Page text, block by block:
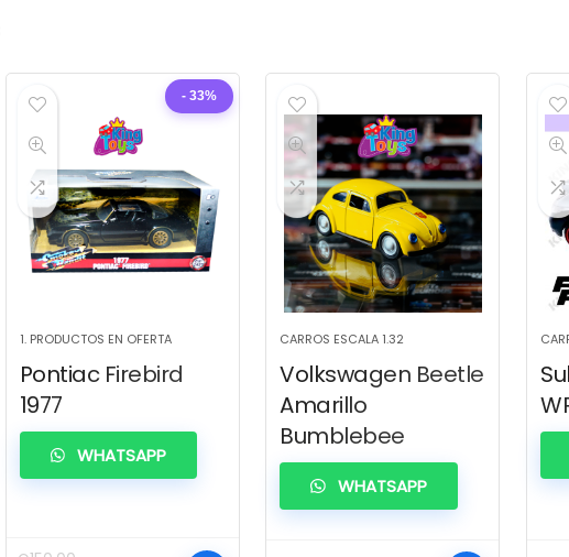
- 33%
1. PRODUCTOS EN OFERTA
Pontiac Firebird
1977
WHATSAPP
CARROS ESCALA 1.32
Volkswagen Beetle
Amarillo
Bumblebee
WHATSAPP